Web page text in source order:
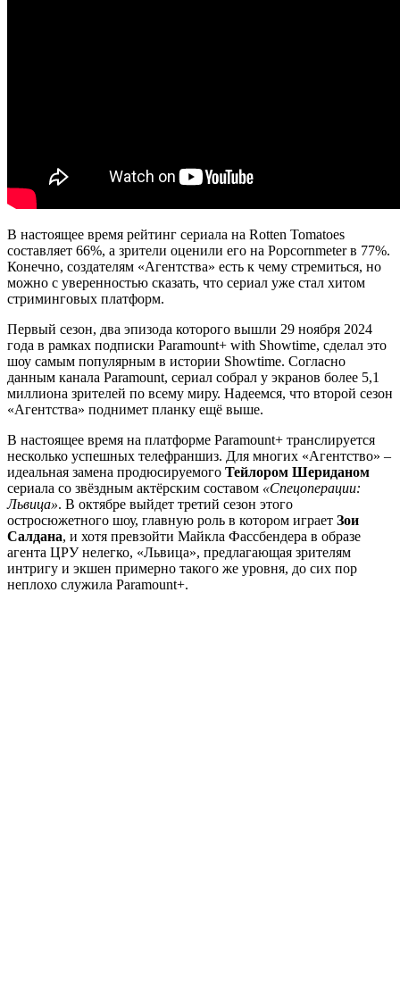
В настоящее время рейтинг сериала на Rotten Tomatoes
составляет 66%, а зрители оценили его на Popcornmeter в 77%.
Конечно, создателям «Агентства» есть к чему стремиться, но
можно с уверенностью сказать, что сериал уже стал хитом
стриминговых платформ.
Первый сезон, два эпизода которого вышли 29 ноября 2024
года в рамках подписки Paramount+ with Showtime, сделал это
шоу самым популярным в истории Showtime. Согласно
данным канала Paramount, сериал собрал у экранов более 5,1
миллиона зрителей по всему миру. Надеемся, что второй сезон
«Агентства» поднимет планку ещё выше.
В настоящее время на платформе Paramount+ транслируется
несколько успешных телефраншиз. Для многих «Агентство» –
идеальная замена продюсируемого Тейлором Шериданом
сериала со звёздным актёрским составом «Спецоперации:
Львица». В октябре выйдет третий сезон этого
остросюжетного шоу, главную роль в котором играет Зои
Салдана, и хотя превзойти Майкла Фассбендера в образе
агента ЦРУ нелегко, «Львица», предлагающая зрителям
интригу и экшен примерно такого же уровня, до сих пор
неплохо служила Paramount+.